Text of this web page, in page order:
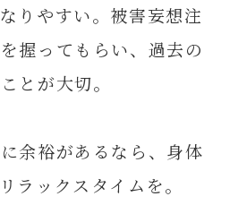
りやすい。被害妄想注
握ってもらい、過去の
とが大切。
余裕があるなら、身体
ラックスタイムを。